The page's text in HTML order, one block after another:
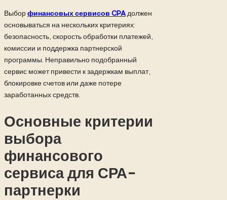
Выборфинансовых сервисов CPAдолжен
основываться на нескольких критериях:
безопасность, скорость обработки платежей,
комиссии и поддержка партнерской
программы. Неправильно подобранный
сервис может привести к задержкам выплат,
блокировке счетов или даже потере
заработанных средств.
Основные критерии
выбора
финансового
сервиса для СРА-
партнерки